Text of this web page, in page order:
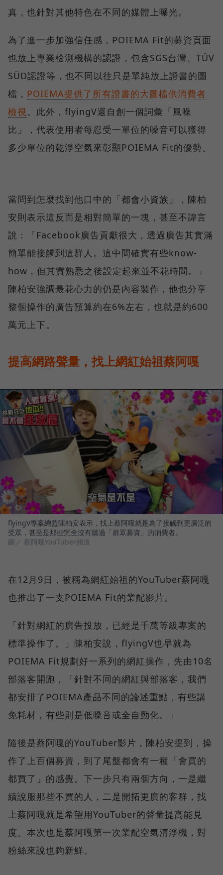
真，也針對其他特色在不同的媒體上曝光。
為了進一步加強信任感，POIEMA Fit的募資頁面
也放上專業檢測機構的認證，包含SGS台灣、TÜV
SÜD認證等，也不同以往只是單純放上證書的圖
檔， POIEMA提供了所有證書的大圖檔供消費者
檢視。此外，flyingV還自創一個詞彙「風噪
比」，代表使用者每忍受一單位的噪音可以獲得
多少單位的乾淨空氣來彰顯POIEMA Fit的優勢。
當問到怎麼找到他口中的「都會小資族」，陳柏
安則表示這反而是相對簡單的一塊，甚至不諱言
說：「Facebook廣告貢獻很大，透過廣告其實滿
簡單能接觸到這群人。這中間確實有些know-
how，但其實熟悉之後設定起來並不花時間。」
陳柏安強調最花心力的仍是內容製作，他也分享
整個操作的廣告預算約在6%左右，也就是約600
萬元上下。
提高網路聲量，找上網紅始祖蔡阿嘎
flyingV專案總監陳柏安表示，找上蔡阿嘎就是為了接觸到更廣泛的
受眾，甚至是那些完全沒有聽過「群眾募資」的消費者。
圖／ 蔡阿嘎YouTuber頻道
在12月9日，被稱為網紅始祖的YouTuber蔡阿嘎
也推出了一支POIEMA Fit的業配影片。
「針對網紅的廣告投放，已經是千萬等級專案的
標準操作了。」陳柏安說，flyingV也早就為
POIEMA Fit規劃好一系列的網紅操作，先由10名
部落客開跑，「針對不同的網紅與部落客，我們
都安排了POIEMA產品不同的論述重點，有些講
免耗材，有些則是低噪音或全自動化。」
隨後是蔡阿嘎的YouTuber影片，陳柏安提到，操
作了上百個募資，到了尾盤都會有一種「會買的
都買了」的感覺。下一步只有兩個方向，一是繼
續說服那些不買的人，二是開拓更廣的客群，找
上蔡阿嘎就是希望用YouTuber的聲量提高能見
度。本次也是蔡阿嘎第一次業配空氣清淨機，對
粉絲來說也夠新鮮。